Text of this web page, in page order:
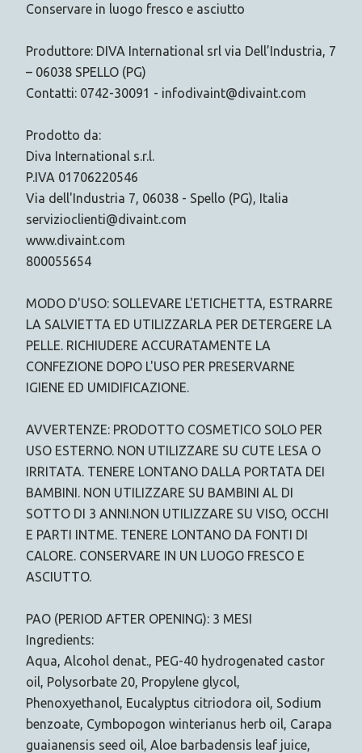
Conservare in luogo fresco e asciutto
Produttore: DIVA International srl via Dell’Industria, 7
– 06038 SPELLO (PG)
Contatti: 0742-30091 - infodivaint@divaint.com
Prodotto da:
Diva International s.r.l.
P.IVA 01706220546
Via dell'Industria 7, 06038 - Spello (PG), Italia
servizioclienti@divaint.com
www.divaint.com
800055654
MODO D'USO: SOLLEVARE L'ETICHETTA, ESTRARRE
LA SALVIETTA ED UTILIZZARLA PER DETERGERE LA
PELLE. RICHIUDERE ACCURATAMENTE LA
CONFEZIONE DOPO L'USO PER PRESERVARNE
IGIENE ED UMIDIFICAZIONE.
AVVERTENZE: PRODOTTO COSMETICO SOLO PER
USO ESTERNO. NON UTILIZZARE SU CUTE LESA O
IRRITATA. TENERE LONTANO DALLA PORTATA DEI
BAMBINI. NON UTILIZZARE SU BAMBINI AL DI
SOTTO DI 3 ANNI.NON UTILIZZARE SU VISO, OCCHI
E PARTI INTME. TENERE LONTANO DA FONTI DI
CALORE. CONSERVARE IN UN LUOGO FRESCO E
ASCIUTTO.
PAO (PERIOD AFTER OPENING): 3 MESI
Ingredients:
Aqua, Alcohol denat., PEG-40 hydrogenated castor
oil, Polysorbate 20, Propylene glycol,
Phenoxyethanol, Eucalyptus citriodora oil, Sodium
benzoate, Cymbopogon winterianus herb oil, Carapa
guaianensis seed oil, Aloe barbadensis leaf juice,